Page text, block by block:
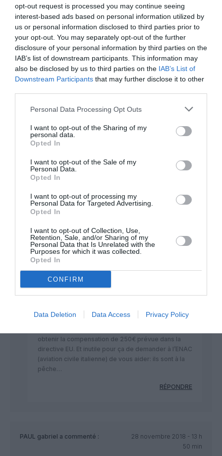
opt-out request is processed you may continue seeing
interest-based ads based on personal information utilized by
us or personal information disclosed to third parties prior to
your opt-out. You may separately opt-out of the further
disclosure of your personal information by third parties on the
IAB’s list of downstream participants. This information may
also be disclosed by us to third parties on the IAB’s List of
Downstream Participants that may further disclose it to other
Personal Data Processing Opt Outs
I want to opt-out of the Sharing of my
personal data.
Opted In
I want to opt-out of the Sale of my
Personal Data.
Opted In
I want to opt-out of processing my
Personal Data for Targeted Advertising.
Opted In
I want to opt-out of Collection, Use,
Retention, Sale, and/or Sharing of my
Personal Data that Is Unrelated with the
Purposes for which it was collected.
Opted In
CONFIRM
Data Deletion Data Access Privacy Policy
Blaireau a commenté :
28 novembre
2018 - 13 h 04 min
Le SNPL très implanté dans le sud ?
La CGT peut être ?
De toute façon Air France n’a jamais cru
dans ses bases, il n’y en a que pour le hub
tournefeuille31a commenté :
28 novembre 2018 - 8 h
Faux. AI Déjà été hébergé par EZY à l’hôtel Mercure après
annulation de vol après panne générale de courant dans
RÉPONDRE
été hébergé par EZY car l’annulation était de leur fait
(meme s’ils ne l’ont jamais admis: manque de PNT
obtenir la compensation de 250€ prévue dans la
directive EU. Et inutile pour ça de demander à l’ENAC
(aviation civile italienne) de vous aider: ils sont à la
pêche…
RÉPONDRE
PAUL gabriel a commenté :
28 novembre 2018 - 13 h
50 min